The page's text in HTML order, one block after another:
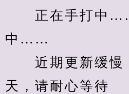
正在手打中……
中……
近期更新缓慢
天，请耐心等待